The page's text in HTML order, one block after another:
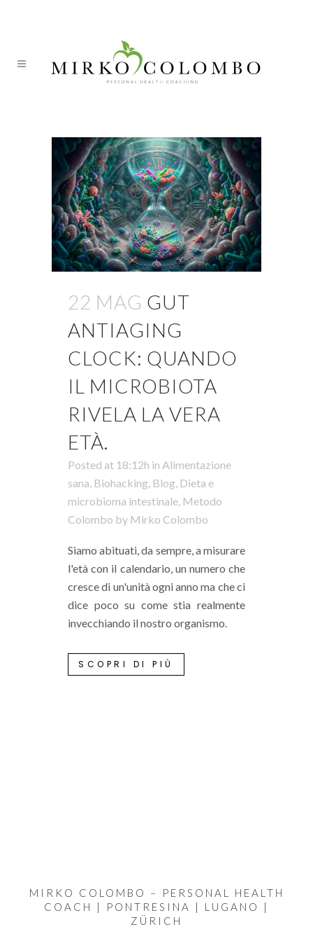
22 MAG GUT
ANTIAGING
CLOCK: QUANDO
IL MICROBIOTA
RIVELA LA VERA
ETÀ.
Posted at 18:12h in Alimentazione
sana Biohacking Blog Dieta e
microbioma intestinale Metodo
Colombo by Mirko Colombo
Siamo abituati, da sempre, a misurare
l'età con il calendario, un numero che
cresce di un'unità ogni anno ma che ci
dice poco su come stia realmente
invecchiando il nostro organismo.
SCOPRI DI PIÙ
MIRKO COLOMBO – PERSONAL HEALTH
COACH | PONTRESINA | LUGANO |
ZÜRICH